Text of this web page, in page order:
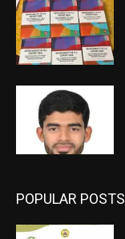
POPULAR POSTS